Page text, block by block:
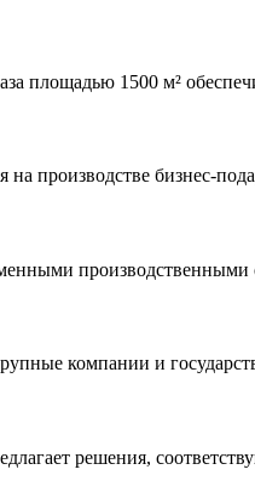
площадью 1500 м²
производстве бизнес-
компании и
решения,